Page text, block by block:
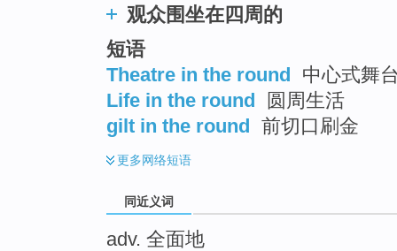
观众围坐在四周的
短语
Theatre in the round 中心式舞
Life in the round
圆周生活
gilt in the round 前切口刷金
更多网络短语
同近义词
adv. 全面地